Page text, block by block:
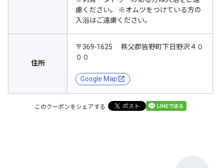
慮ください。 ※オムツをつけている方の
入浴はご遠慮ください。
住所
〒369-1625 秩父郡皆野町下日野沢４０
００
Google Map
このクーポンをシェアする